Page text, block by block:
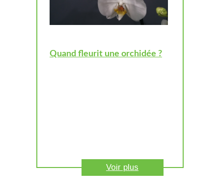
Quand fleurit une orchidée ?
Voir plus